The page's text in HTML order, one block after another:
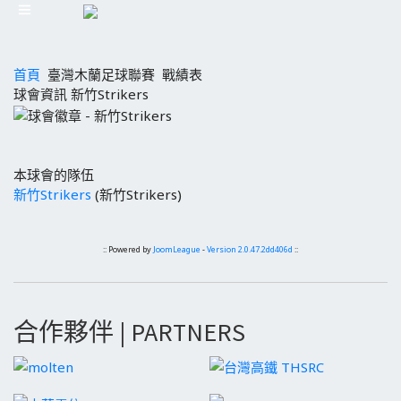
首頁 臺灣木蘭足球聯賽 戰績表
球會資訊 新竹Strikers
本球會的隊伍
新竹Strikers (新竹Strikers)
:: Powered by JoomLeague -Version 2.0.47.2dd406d ::
合作夥伴 | PARTNERS